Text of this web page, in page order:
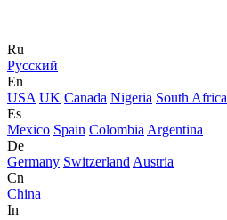
Ru
Русский
En
USA UK Canada Nigeria South Africa
Es
Mexico Spain Colombia Argentina
De
Germany Switzerland Austria
Cn
China
In